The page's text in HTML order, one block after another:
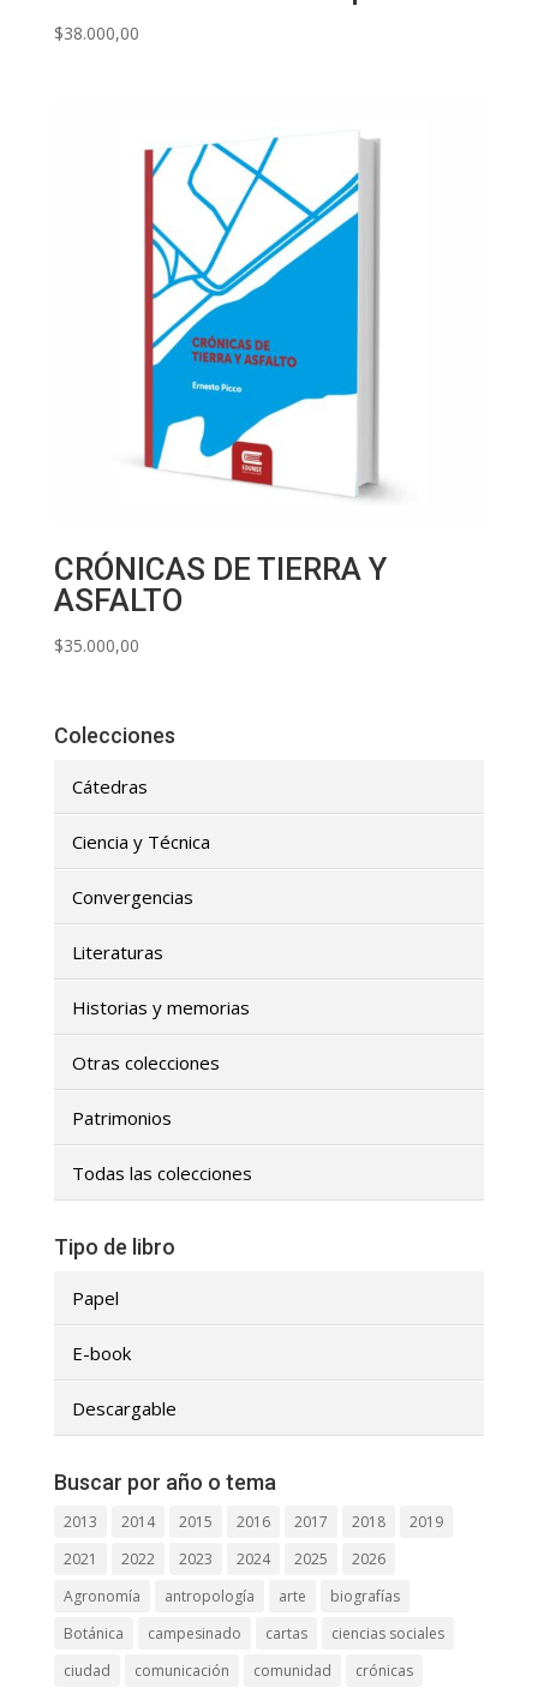
$38.000,00
CRÓNICAS DE TIERRA Y
ASFALTO
$35.000,00
Colecciones
Cátedras
Ciencia y Técnica
Convergencias
Literaturas
Historias y memorias
Otras colecciones
Patrimonios
Todas las colecciones
Tipo de libro
Papel
E-book
Descargable
Buscar por año o tema
2013 2014 2015 2016 2017 2018
2019
2021
2022 2023 2024 2025
2026
Agronomía
antropología arte
biografías
Botánica
campesinado cartas
ciencias sociales
ciudad
comunicación comunidad
crónicas